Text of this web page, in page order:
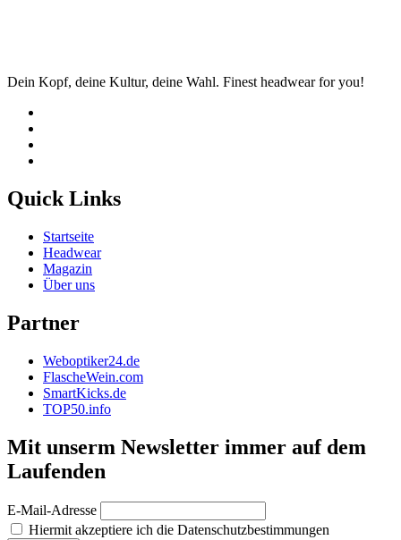
Dein Kopf, deine Kultur, deine Wahl. Finest headwear for you!
Quick Links
Startseite
Headwear
Magazin
Über uns
Partner
Weboptiker24.de
FlascheWein.com
SmartKicks.de
TOP50.info
Mit unserm Newsletter immer auf dem
Laufenden
E-Mail-Adresse
Hiermit akzeptiere ich die Datenschutzbestimmungen